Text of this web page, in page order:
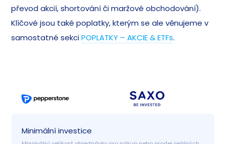
převod akcií, shortování či maržové obchodování).
Klíčové jsou také poplatky, kterým se ale věnujeme v
samostatné sekciPOPLATKY – AKCIE & ETFs.
Minimální investice